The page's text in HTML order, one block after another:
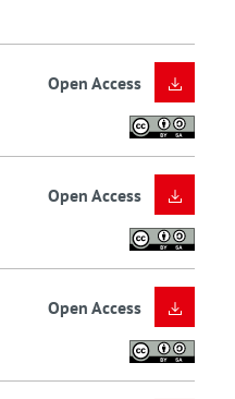
Open Access
Open Access
Open Access